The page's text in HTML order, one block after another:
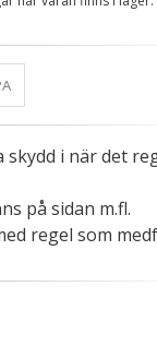
skydd i när det
på sidan m.fl.
regel som